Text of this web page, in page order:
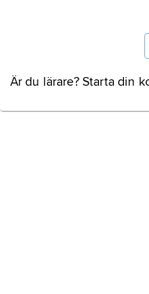
Är du lärare? Starta din